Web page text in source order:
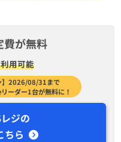
費が無料
用可能
】2026/08/31まで
ーダー1台が無料に！
ジの
ちら